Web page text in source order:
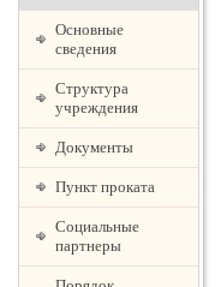
Основные
сведения
Структура
учреждения
Документы
Пункт проката
Социальные
партнеры